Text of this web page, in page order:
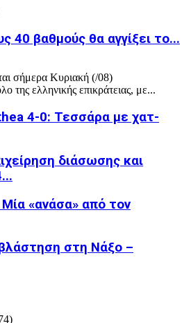
40 βαθμούς θα αγγίξει το...
σήμερα Κυριακή (/08)
της ελληνικής επικράτειας, με...
4-0: Τεσσάρα με χατ-
διάσωσης και
«ανάσα» από τον
στη Νάξο –